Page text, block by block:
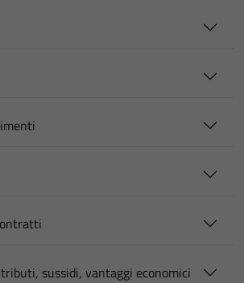
sussidi, vantaggi economici